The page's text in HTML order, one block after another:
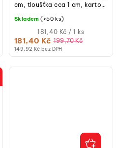
149,92 Kč bez DPH
181,40 Kč 199,70 Kč
Měrná
cena:
181,40 Kč / 1 ks
Skladem (>50 ks)
cm, tloušťka cca 1 cm, karton